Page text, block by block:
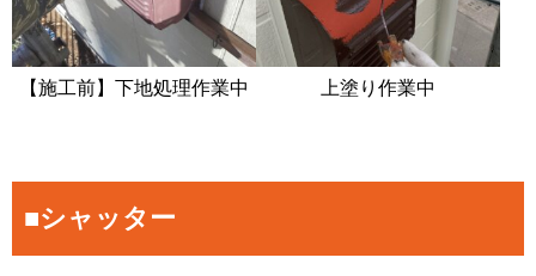
【施工前】下地処理作業中 上塗り作業中
■シャッター